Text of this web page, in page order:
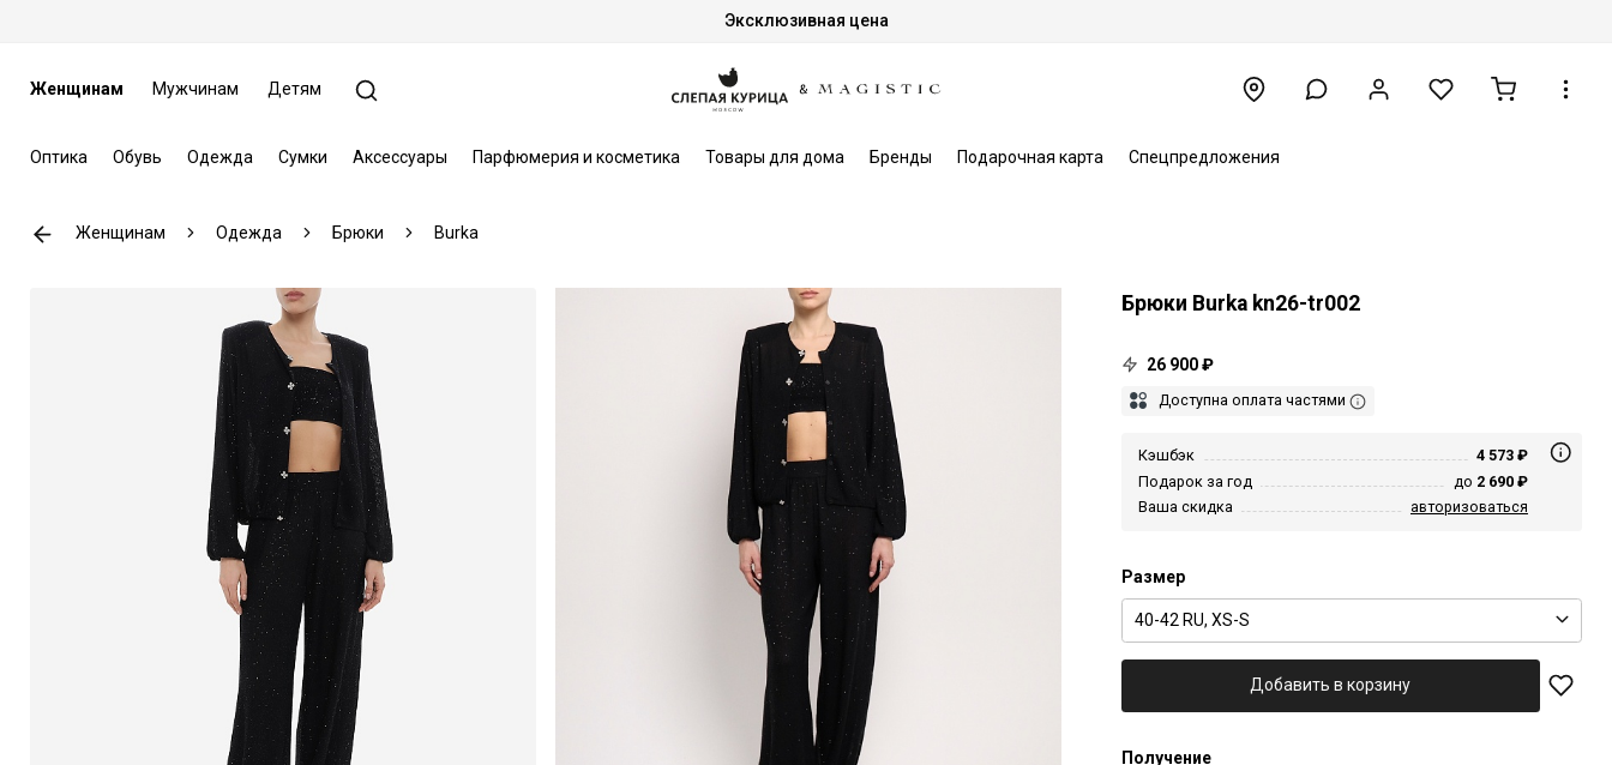
Эксклюзивная цена
Женщинам Мужчинам Детям
Оптика Обувь Одежда Сумки Аксессуары Парфюмерия и косметика Товары для дома Бренды Подарочная карта Спецпредложения
Женщинам Одежда Брюки Burka
Брюки Burka kn26-tr002
26 900 ₽
Доступна оплата частями
Кэшбэк
4 573 ₽
Подарок за год
до 2 690 ₽
Ваша скидка
авторизоваться
Размер
40-42 RU, XS-S
Добавить в корзину
Получение